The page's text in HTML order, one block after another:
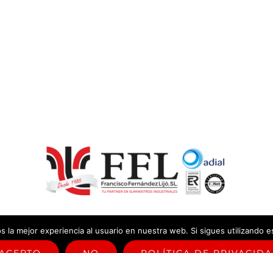
sistema de gestión
la mejor experiencia al usuario en nuestra web. Si sigues utilizando